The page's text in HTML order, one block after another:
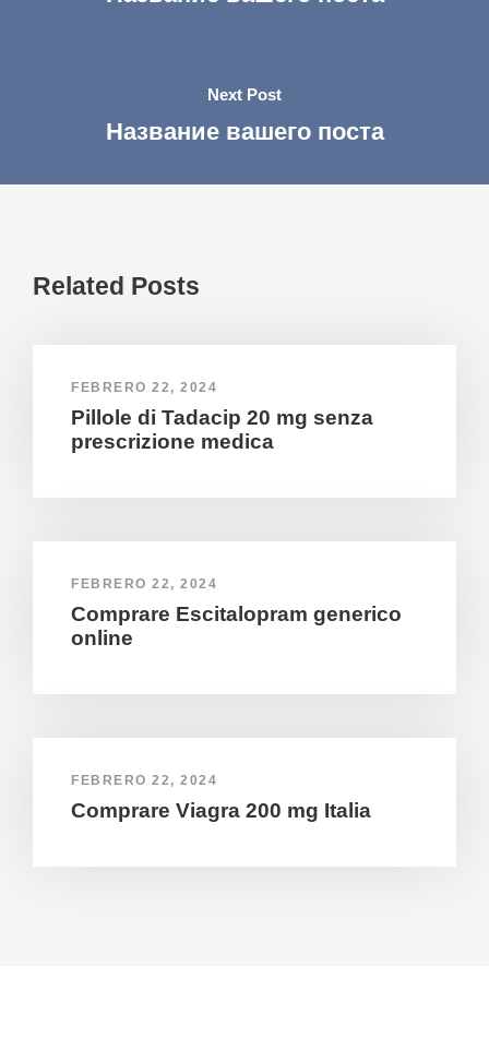
Next Post
Название вашего поста
Related Posts
FEBRERO 22, 2024
Pillole di Tadacip 20 mg senza
prescrizione medica
FEBRERO 22, 2024
Comprare Escitalopram generico
online
FEBRERO 22, 2024
Comprare Viagra 200 mg Italia